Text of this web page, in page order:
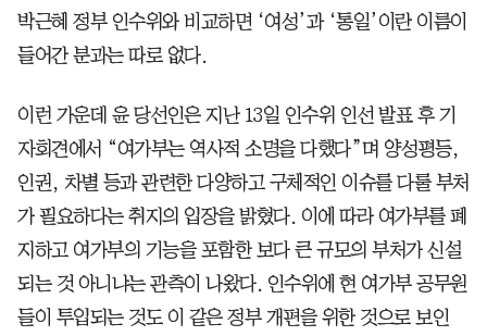
박근혜 정부 인수위와 비교하면 ‘여성’과 ‘통일’이란 이름이
들어간 분과는 따로 없다.
이런 가운데 윤 당선인은 지난 13일 인수위 인선 발표 후 기
자회견에서 “여가부는 역사적 소명을 다했다”며 양성평등,
인권, 차별 등과 관련한 다양하고 구체적인 이슈를 다룰 부처
가 필요하다는 취지의 입장을 밝혔다. 이에 따라 여가부를 폐
지하고 여가부의 기능을 포함한 보다 큰 규모의 부처가 신설
되는 것 아니냐는 관측이 나왔다. 인수위에 현 여가부 공무원
들이 투입되는 것도 이 같은 정부 개편을 위한 것으로 보인